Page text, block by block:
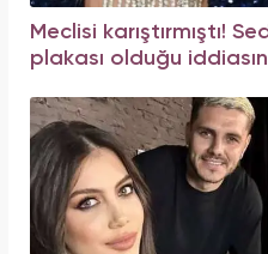
Meclisi karıştırmıştı!
plakası olduğu